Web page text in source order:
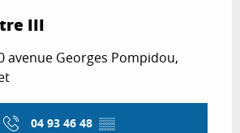
III
avenue Georges Pompidou,
04 93 46 48 ▒▒